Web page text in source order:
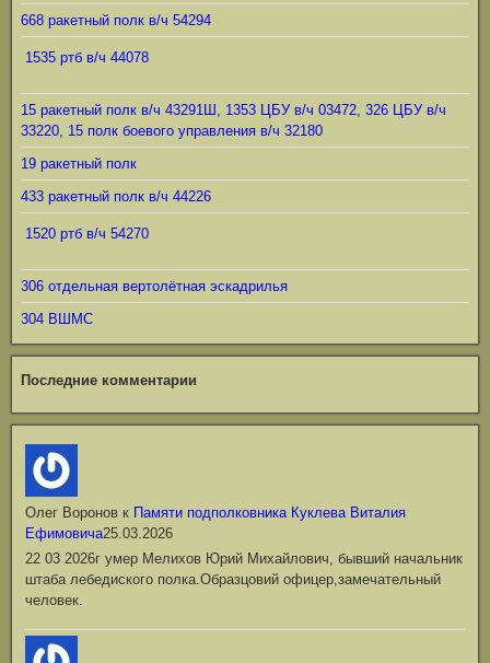
668 ракетный полк в/ч 54294
1535 ртб в/ч 44078
15 ракетный полк в/ч 43291Ш, 1353 ЦБУ в/ч 03472, 326 ЦБУ в/ч
33220, 15 полк боевого управления в/ч 32180
19 ракетный полк
433 ракетный полк в/ч 44226
1520 ртб в/ч 54270
306 отдельная вертолётная эскадрилья
304 ВШМС
Последние комментарии
Олег Воронов к Памяти подполковника Куклева Виталия
Ефимовича25.03.2026
22 03 2026г умер Мелихов Юрий Михайлович, бывший начальник
штаба лебедиского полка.Образцовий офицер,замечательный
человек.